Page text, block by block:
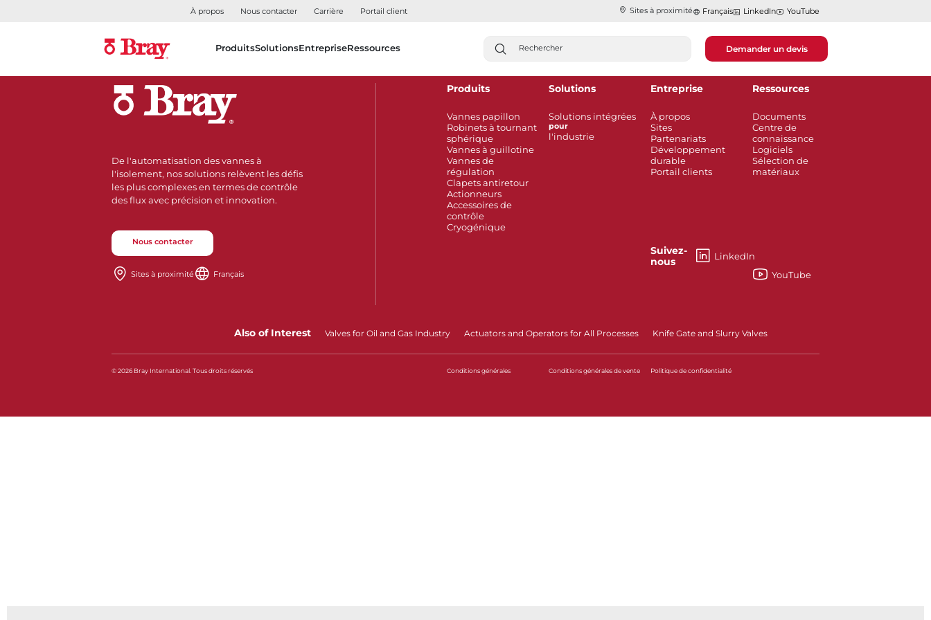
À propos Nous contacter Carrière Portail client Sites à proximité Français LinkedIn YouTube
ProduitsSolutionsEntrepriseRessources Demander un devis
De l'automatisation des vannes à
l'isolement, nos solutions relèvent les défis
les plus complexes en termes de contrôle
des flux avec précision et innovation.
Nous contacter
Sites à proximité Français
Produits
Vannes papillon
Robinets à tournant
sphérique
Vannes à guillotine
Vannes de
régulation
Clapets antiretour
Actionneurs
Accessoires de
contrôle
Cryogénique
Solutions
Solutions intégrées
pour
l'industrie
Entreprise
À propos
Sites
Partenariats
Développement
durable
Portail clients
Suivez-
nous
LinkedIn
Ressources
Documents
Centre de
connaissance
Logiciels
Sélection de
matériaux
YouTube
Also of Interest Valves for Oil and Gas Industry Actuators and Operators for All Processes Knife Gate and Slurry Valves
© 2026 Bray International. Tous droits réservés Conditions générales Conditions générales de vente Politique de confidentialité